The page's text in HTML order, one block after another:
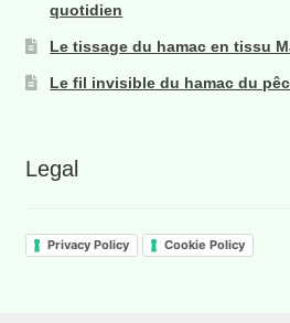
quotidien
Le tissage du hamac en tissu
Le fil invisible du hamac du
Legal
Privacy Policy Cookie Policy